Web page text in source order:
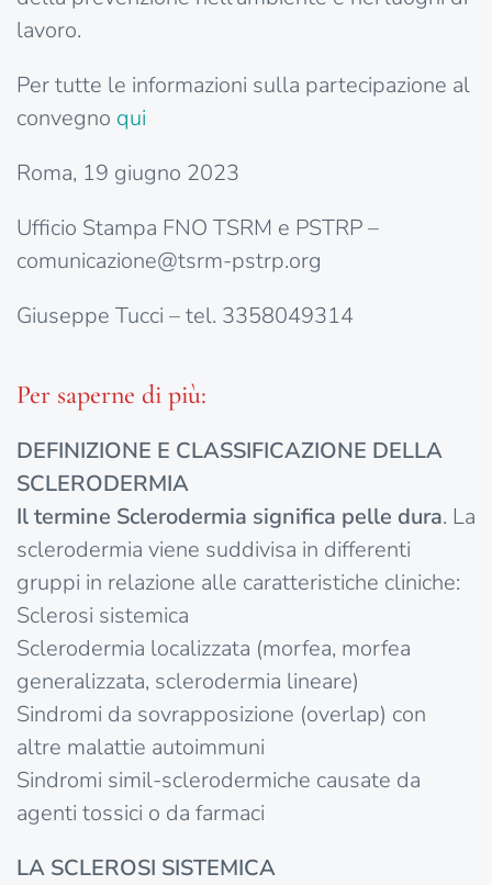
lavoro.
Per tutte le informazioni sulla partecipazione al
convegno qui
Roma, 19 giugno 2023
Ufficio Stampa FNO TSRM e PSTRP –
comunicazione@tsrm-pstrp.org
Giuseppe Tucci – tel. 3358049314
Per saperne di più:
DEFINIZIONE E CLASSIFICAZIONE DELLA
SCLERODERMIA
Il termine Sclerodermia significa pelle dura. La
sclerodermia viene suddivisa in differenti
gruppi in relazione alle caratteristiche cliniche:
Sclerosi sistemica
Sclerodermia localizzata (morfea, morfea
generalizzata, sclerodermia lineare)
Sindromi da sovrapposizione (overlap) con
altre malattie autoimmuni
Sindromi simil-sclerodermiche causate da
agenti tossici o da farmaci
LA SCLEROSI SISTEMICA